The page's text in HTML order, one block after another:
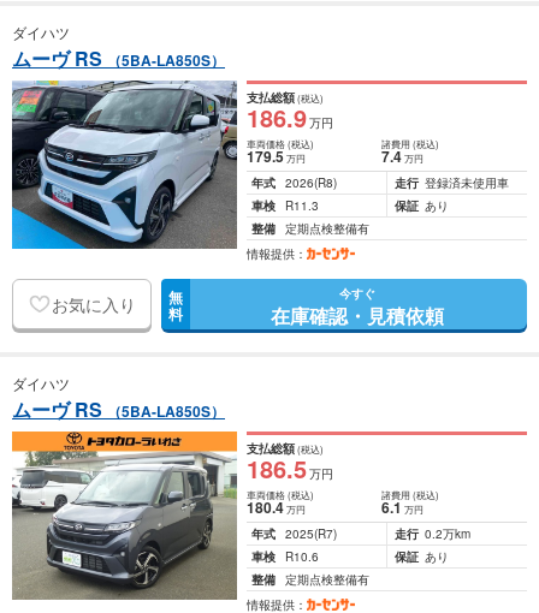
ダイハツ
ムーヴ RS （5BA-LA850S）
支払総額(税込)
186.9万円
車両価格(税込)
179.5万円
諸費用 (税込)
7.4 万円
年式 2026(R8) 走行 登録済未使用車
車検
R11.3 保証 あり
整備 定期点検整備有
情報提供：
お気に入り 無
料
今すぐ
在庫確認・見積依頼
ダイハツ
ムーヴ RS （5BA-LA850S）
支払総額(税込)
186.5万円
車両価格(税込)
180.4万円
諸費用 (税込)
6.1 万円
年式 2025(R7) 走行 0.2万km
車検
R10.6 保証 あり
整備 定期点検整備有
情報提供：